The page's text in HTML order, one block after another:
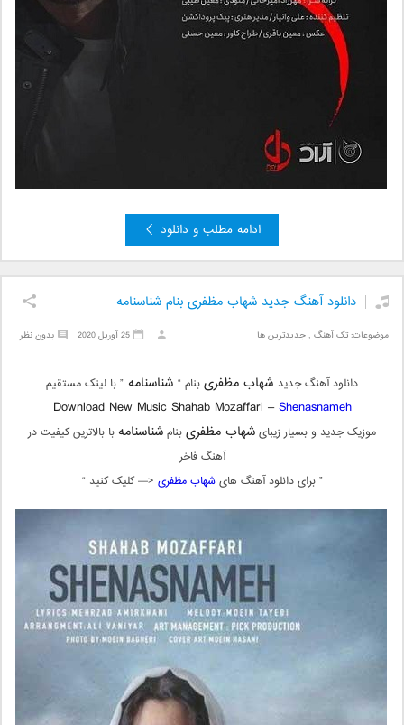
ادامه مطلب و دانلود
دانلود آهنگ جدید شهاب مظفری بنام شناسنامه
موضوعات:تک آهنگ ,جدیدترین ها بدون نظر 25 آوریل 2020
دانلود آهنگ جدید شهاب مظفریبنام “ شناسنامه ” با لینک مستقیم
Download New Music Shahab Mozaffari –Shenasnameh
موزیک جدید و بسیار زیبایشهاب مظفریبنامشناسنامه با بالاترین کیفیت در
آهنگ فاخر
” برای دانلود آهنگ هایشهاب مظفری <— کلیک کنید “